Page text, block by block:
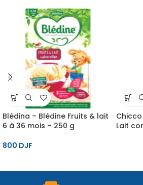
Blédina – Blédine Fruits & lait
6 à 36 mois – 250 g
800 DJF
Lait